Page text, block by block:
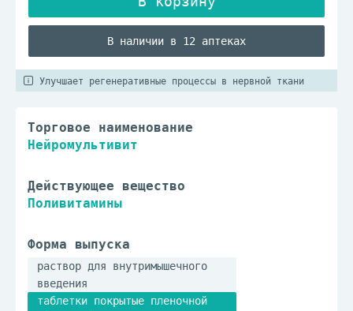
В наличии в 12 аптеках
Улучшает регенеративные процессы в нервной ткани
Торговое наименование
Нейромультивит
Действующее вещество
Поливитамины
Форма выпуска
раствор для внутримышечного
введения
таблетки покрытые пленочной